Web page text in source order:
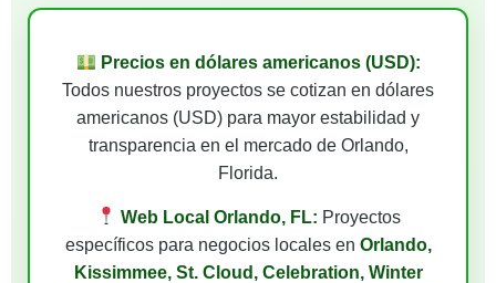
Precios en dólares americanos (USD):
Todos nuestros proyectos se cotizan en dólares
americanos (USD) para mayor estabilidad y
transparencia en el mercado de Orlando,
Florida.
Web Local Orlando, FL: Proyectos
específicos para negocios locales en Orlando,
Kissimmee, St. Cloud, Celebration, Winter